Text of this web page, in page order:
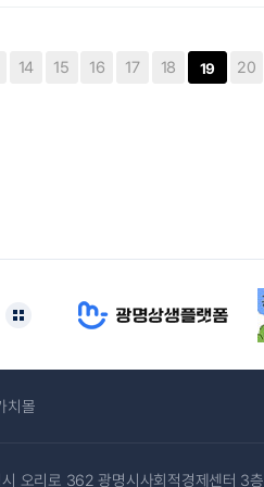
14 15 16 17 18 19 20
치몰
오리로 362 광명시사회적경제센터 3층